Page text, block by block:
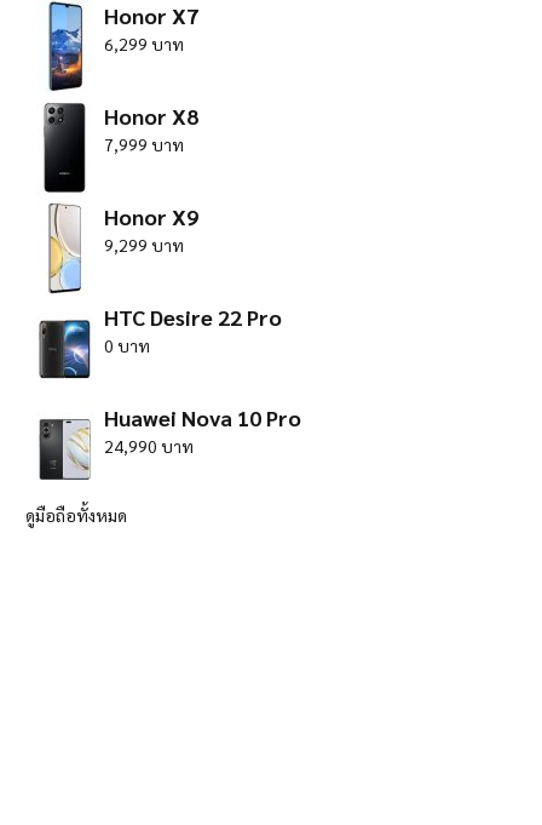
Honor X7
6,299 บาท
Honor X8
7,999 บาท
Honor X9
9,299 บาท
HTC Desire 22 Pro
0 บาท
Huawei Nova 10 Pro
24,990 บาท
ดูมือถือทั้งหมด